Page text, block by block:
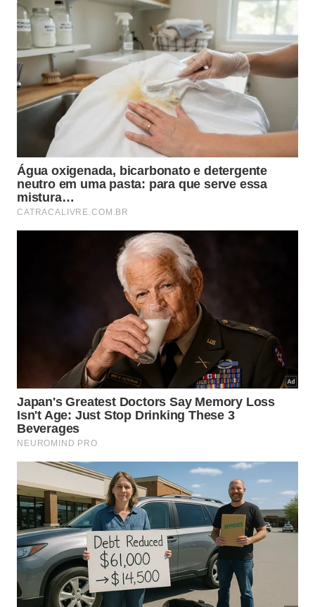
Os grupos musculares mais relevantes podem ser
trabalhados de forma equilibrada na rotina da
manhã:
Cervical e ombros
região do pescoço, trapézio e
escápulas, muito exigida no uso de computador e
celular, quando bem alongada ganha mais
e sofre menos sobrecarga.
Coluna torácica e lombarresponsável pela
postura ao sentar, ficar em pé e carregar objetos,
quando alongada distribui melhor as forças e
amplitude de flexão, extensão e
rotação do tronco.
Quadris e glúteosfundamentais para
estabilidade do tronco e alinhamento da pelve,
protegem lombar e joelhos e facilitam
movimentos de agachar e dar passos mais
longos.
Posterior e anterior de coxas
quadríceps são essenciais para caminhar e subir
escadas, e quando menos encurtados reduzem
sobrecarga em joelhos e região lombar.
Panturrilhas e pésimportantes para circulação
de retorno e sustentação do peso corporal,
ajudam a prevenir torções, tendinites e dores
plantares em quem passa muitas horas em pé.
Quanto tempo de alongamento